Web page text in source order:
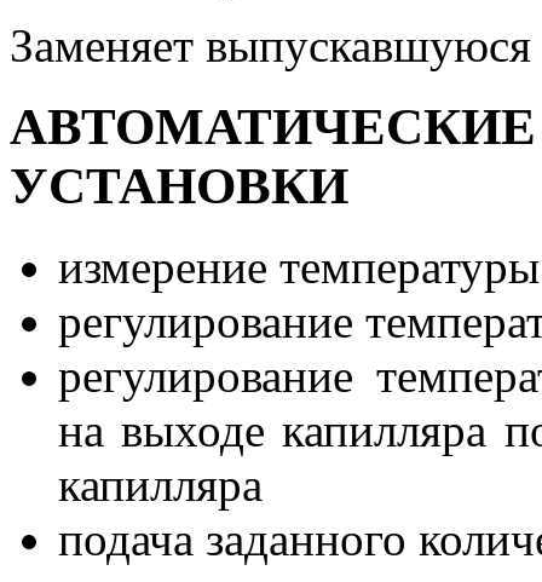
Заменяет
УСТАНОВКИ
измерение
регулирование
регулирование
на выходе капилляра
капилляра
подача заданного